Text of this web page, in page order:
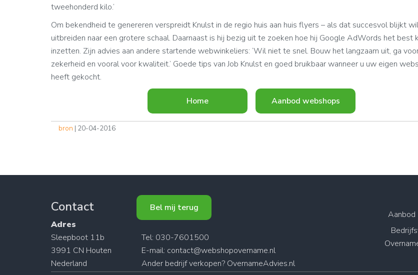
tweehonderd kilo.’
Om bekendheid te genereren verspreidt Knulst in de regio huis aan huis flyers – als dat succesvol blijkt
uitbreiden naar een grotere schaal. Daarnaast is hij bezig uit te zoeken hoe hij Google AdWords het best
inzetten. Zijn advies aan andere startende webwinkeliers: ‘Wil niet te snel. Bouw het langzaam uit, ga
zekerheid en vooral voor kwaliteit.’ Goede tips van Job Knulst en goed bruikbaar wanneer u uw eigen
heeft gekocht.
Home Aanbod webshops
bron | 20-04-2016
Contact
Adres
Sleepboot 11b
3991 CN Houten
Nederland
Bel mij terug
Tel: 030-7601500
E-mail: contact@webshopovername.nl
Ander bedrijf verkopen? OvernameAdvies.nl
Aanbod